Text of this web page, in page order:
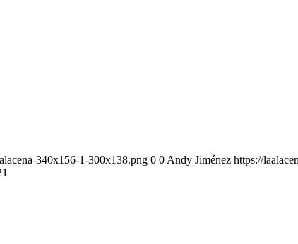
340x156-1-300x138.png 0 0 Andy Jiménez https://